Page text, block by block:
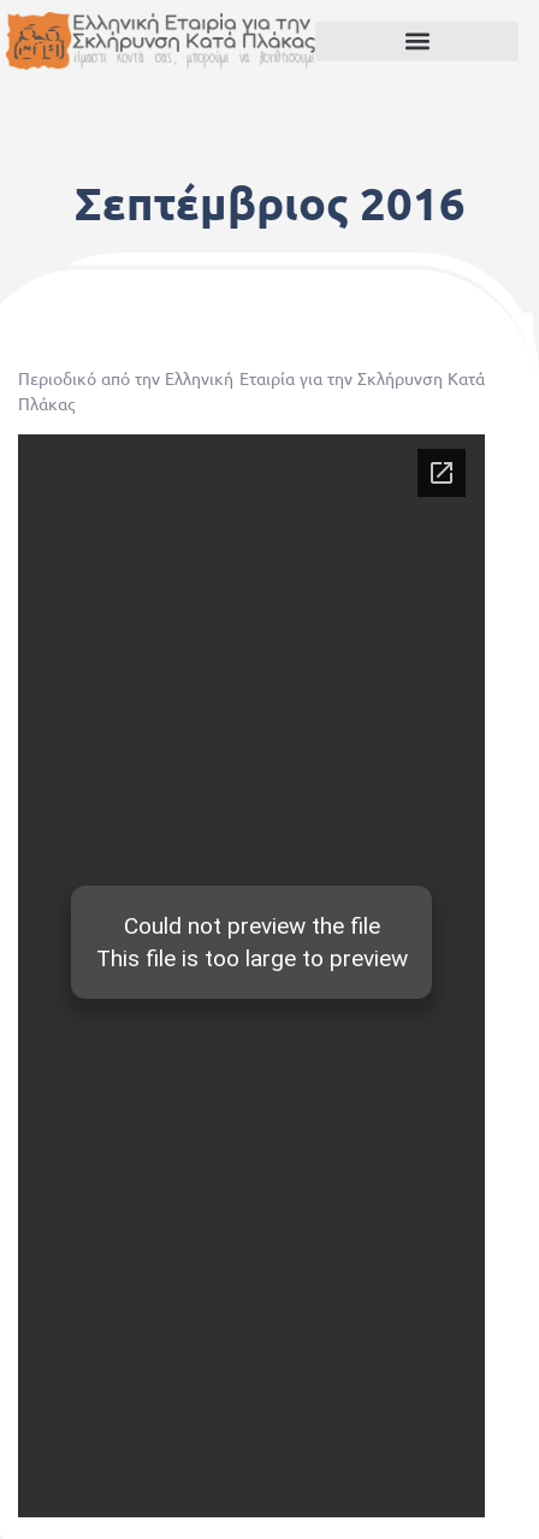
Σεπτέμβριος 2016
Περιοδικό από την Ελληνική Εταιρία για την Σκλήρυνση Κατά
Πλάκας